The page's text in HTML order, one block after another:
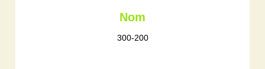
Nom
300-200